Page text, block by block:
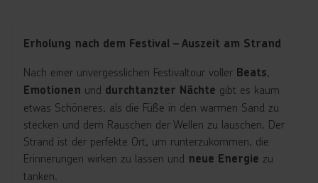
Erholung nach dem Festival – Auszeit am Strand
Nach einer unvergesslichen Festivaltour voller Beats,
Emotionen und durchtanzter Nächte gibt es kaum
etwas Schöneres, als die Füße in den warmen Sand zu
stecken und dem Rauschen der Wellen zu lauschen. Der
Strand ist der perfekte Ort, um runterzukommen, die
Erinnerungen wirken zu lassen und neue Energie zu
tanken.